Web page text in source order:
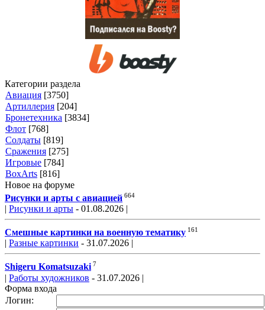
Категории раздела
Авиация [3750]
Артиллерия [204]
Бронетехника [3834]
Флот [768]
Солдаты [819]
Сражения [275]
Игровые [784]
BoxArts [816]
Новое на форуме
Рисунки и арты с авиацией 664
| Рисунки и арты - 01.08.2026 |
Смешные картинки на военную тематику 161
| Разные картинки - 31.07.2026 |
Shigeru Komatsuzaki 7
| Работы художников - 31.07.2026 |
Форма входа
Логин: